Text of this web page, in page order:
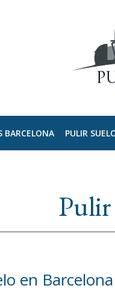
BARCELONA PULIR
Pulir
en